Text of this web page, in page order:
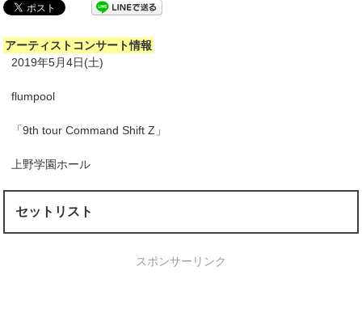
アーティストコンサート情報
2019年5月4日(土)
flumpool
「9th tour Command Shift Z」
上野学園ホール
セットリスト
スポンサーリンク